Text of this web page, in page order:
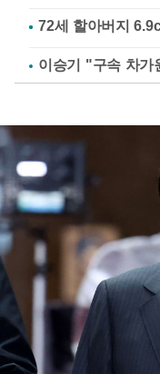
이승기 "구속 차가